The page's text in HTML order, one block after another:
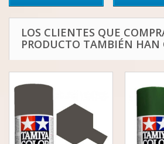
LOS CLIENTES QUE
PRODUCTO TAMBIÉN HAN